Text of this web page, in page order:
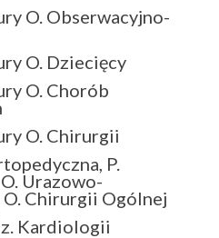
O. Obserwacyjno-
O. Dziecięcy
O. Chorób
O. Chirurgii
P.
Urazowo-
Chirurgii Ogólnej
Kardiologii